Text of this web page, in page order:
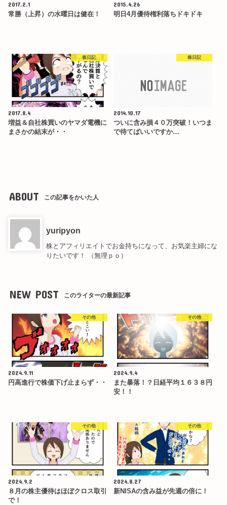
2017.2.1
常勝（上昇）の水曜日は健在！
2015.4.26
明日4月優待権利落ちドキドキ
株日記
2017.8.4
増益＆自社株買いのヤマダ電機に
まさかの結末が・・
株日記
2014.10.17
ついに含み損４０万突破！いつま
で待てばいいですか…
ABOUT この記事をかいた人
yuripyon
株とアフィリエイトでお金持ちになって、お気楽主婦にな
りたいです！ （無理ｐｏ）
NEW POST このライターの最新記事
その他
2024.9.11
円高進行で株価下げ止まらず・・
その他
2024.9.4
また暴落！？日経平均１６３８円
安！！
その他
2024.9.2
８月の株主優待はほぼクロス取引
で！
その他
2024.8.27
新NISAの含み益が先週の倍に！